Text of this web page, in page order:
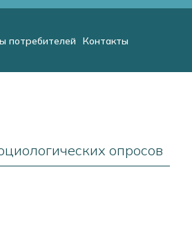
потребителей Контакты
опросов